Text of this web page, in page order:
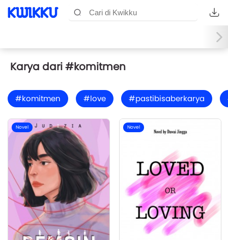
Karya dari #komitmen
#komitmen #love #pastibisaberkarya
Novel Novel